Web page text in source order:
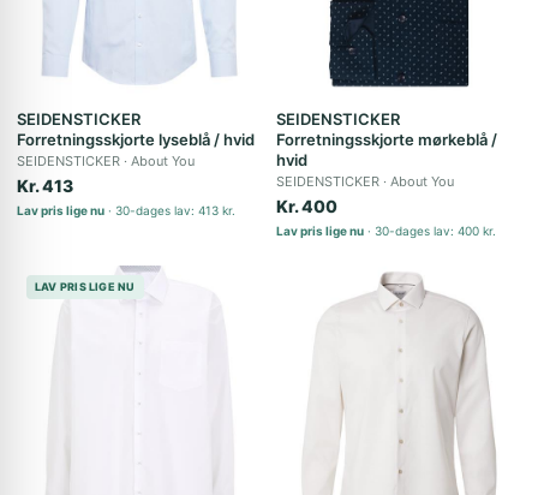
SEIDENSTICKER
Forretningsskjorte lyseblå / hvid
SEIDENSTICKER About You
Kr. 413
Lav pris lige nu 30-dages lav: 413 kr.
SEIDENSTICKER
Forretningsskjorte mørkeblå /
hvid
SEIDENSTICKER About You
Kr. 400
Lav pris lige nu 30-dages lav: 400 kr.
LAV PRIS LIGE NU